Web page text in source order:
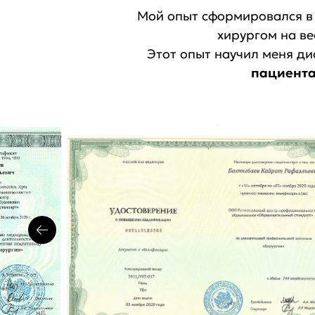
Мой опыт сформировался в
хирургом на
Этот опыт научил меня